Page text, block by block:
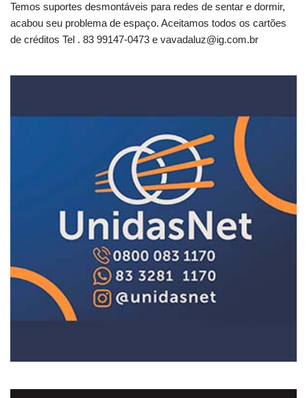
Temos suportes desmontáveis para redes de sentar e dormir,
acabou seu problema de espaço. Aceitamos todos os cartões
de créditos Tel . 83 99147-0473 e vavadaluz@ig.com.br